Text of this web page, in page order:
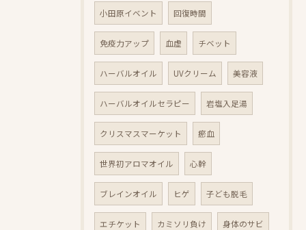
小田原イベント 回復時間
免疫力アップ 血虚 チベット
ハーバルオイル UVクリーム 美容液
ハーバルオイルセラピー 岩塩入足湯
クリスマスマーケット 瘀血
世界初アロマオイル 心幹
ブレインオイル ヒゲ 子ども脱毛
エチケット カミソリ負け 身体のサビ